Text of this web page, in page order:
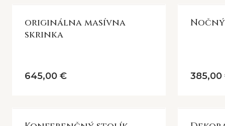
Dôležité upozornenie pre kupujúcich:Keďže ide o
kúsok bude mať svoj vlastný, jedinečný vzhľad, ktorý z neho
originálna masívna
skrinka
645,00 € 385,00